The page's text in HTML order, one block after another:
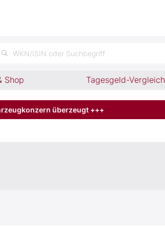
WKN/ISIN oder Suchbegriff
Shop Tagesgeld-Vergleich
überzeugt +++